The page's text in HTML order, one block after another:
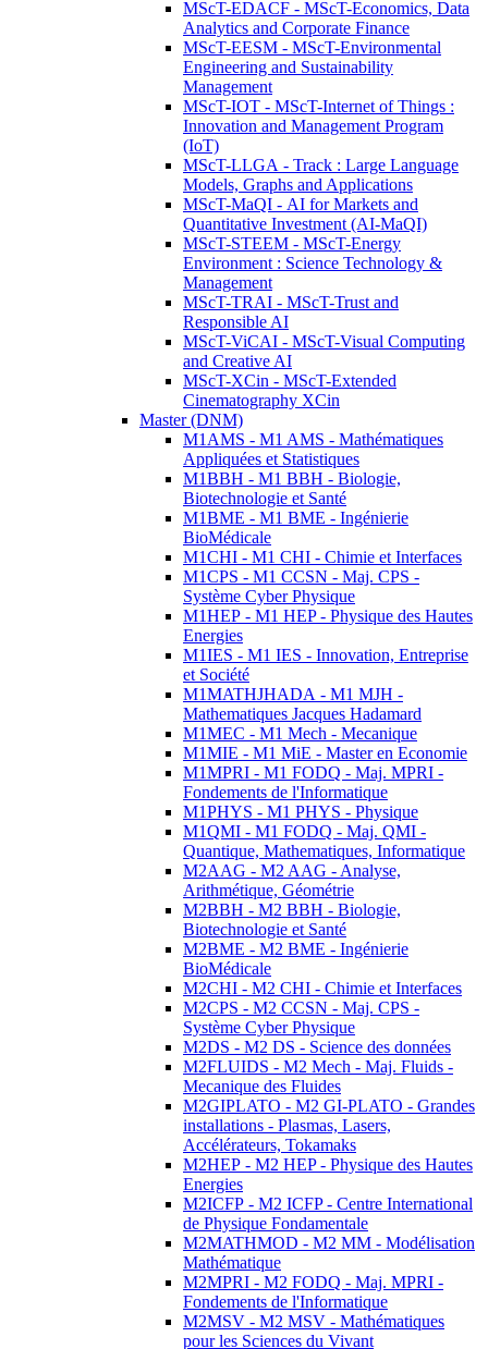
MScT-EDACF - MScT-Economics, Data
Analytics and Corporate Finance
MScT-EESM - MScT-Environmental
Engineering and Sustainability
Management
MScT-IOT - MScT-Internet of Things :
Innovation and Management Program
(IoT)
MScT-LLGA - Track : Large Language
Models, Graphs and Applications
MScT-MaQI - AI for Markets and
Quantitative Investment (AI-MaQI)
MScT-STEEM - MScT-Energy
Environment : Science Technology &
Management
MScT-TRAI - MScT-Trust and
Responsible AI
MScT-ViCAI - MScT-Visual Computing
and Creative AI
MScT-XCin - MScT-Extended
Cinematography XCin
Master (DNM)
M1AMS - M1 AMS - Mathématiques
Appliquées et Statistiques
M1BBH - M1 BBH - Biologie,
Biotechnologie et Santé
M1BME - M1 BME - Ingénierie
BioMédicale
M1CHI - M1 CHI - Chimie et Interfaces
M1CPS - M1 CCSN - Maj. CPS -
Système Cyber Physique
M1HEP - M1 HEP - Physique des Hautes
Energies
M1IES - M1 IES - Innovation, Entreprise
et Société
M1MATHJHADA - M1 MJH -
Mathematiques Jacques Hadamard
M1MEC - M1 Mech - Mecanique
M1MIE - M1 MiE - Master en Economie
M1MPRI - M1 FODQ - Maj. MPRI -
Fondements de l'Informatique
M1PHYS - M1 PHYS - Physique
M1QMI - M1 FODQ - Maj. QMI -
Quantique, Mathematiques, Informatique
M2AAG - M2 AAG - Analyse,
Arithmétique, Géométrie
M2BBH - M2 BBH - Biologie,
Biotechnologie et Santé
M2BME - M2 BME - Ingénierie
BioMédicale
M2CHI - M2 CHI - Chimie et Interfaces
M2CPS - M2 CCSN - Maj. CPS -
Système Cyber Physique
M2DS - M2 DS - Science des données
M2FLUIDS - M2 Mech - Maj. Fluids -
Mecanique des Fluides
M2GIPLATO - M2 GI-PLATO - Grandes
installations - Plasmas, Lasers,
Accélérateurs, Tokamaks
M2HEP - M2 HEP - Physique des Hautes
Energies
M2ICFP - M2 ICFP - Centre International
de Physique Fondamentale
M2MATHMOD - M2 MM - Modélisation
Mathématique
M2MPRI - M2 FODQ - Maj. MPRI -
Fondements de l'Informatique
M2MSV - M2 MSV - Mathématiques
pour les Sciences du Vivant